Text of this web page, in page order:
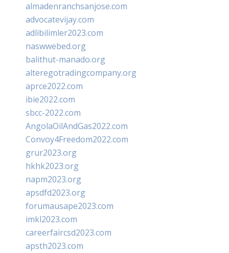
almadenranchsanjose.com
advocatevijay.com
adlibilimler2023.com
naswwebed.org
balithut-manado.org
alteregotradingcompany.org
aprce2022.com
ibie2022.com
sbcc-2022.com
AngolaOilAndGas2022.com
Convoy4Freedom2022.com
grur2023.org
hkhk2023.org
napm2023.org
apsdfd2023.org
forumausape2023.com
imkl2023.com
careerfaircsd2023.com
apsth2023.com